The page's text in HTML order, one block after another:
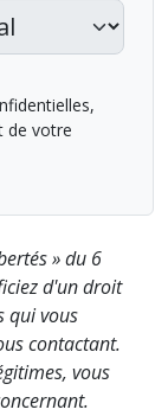
de votre
» du 6
d'un droit
qui vous
contactant.
vous